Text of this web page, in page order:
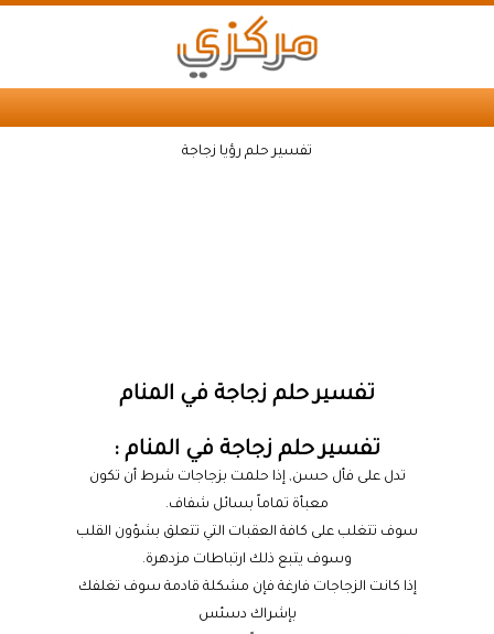
تفسير حلم رؤيا زجاجة
تفسير حلم زجاجة في المنام
تفسير حلم زجاجة في المنام :
تدل على فأل حسن, إذا حلمت بزجاجات شرط أن تكون
معبأة تماماً بسائل شفاف.
سوف تتغلب على كافة العقبات التي تتعلق بشؤون القلب
وسوف يتبع ذلك ارتباطات مزدهرة.
إذا كانت الزجاجات فارغة فإن مشكلة قادمة سوف تغلفك
بإشراك دسئس